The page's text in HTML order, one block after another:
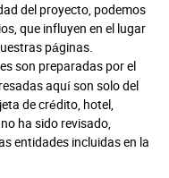
del proyecto, podemos
que influyen en el lugar
páginas.
son preparadas por el
aquí son solo del
de crédito, hotel,
ha sido revisado,
entidades incluidas en la